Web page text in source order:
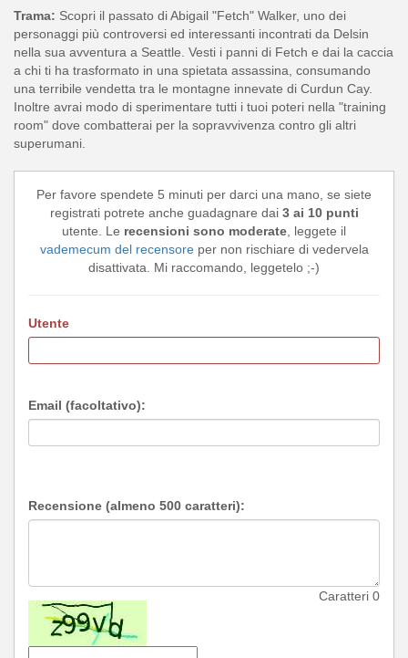
Trama: Scopri il passato di Abigail "Fetch" Walker, uno dei
personaggi più controversi ed interessanti incontrati da Delsin
nella sua avventura a Seattle. Vesti i panni di Fetch e dai la caccia
a chi ti ha trasformato in una spietata assassina, consumando
una terribile vendetta tra le montagne innevate di Curdun Cay.
Inoltre avrai modo di sperimentare tutti i tuoi poteri nella "training
room" dove combatterai per la sopravvivenza contro gli altri
superumani.
Per favore spendete 5 minuti per darci una mano, se siete
registrati potrete anche guadagnare dai 3 ai 10 punti
utente. Le recensioni sono moderate, leggete il
vademecum del recensoreper non rischiare di vedervela
disattivata. Mi raccomando, leggetelo ;-)
Utente
Email (facoltativo):
Recensione (almeno 500 caratteri):
Caratteri 0